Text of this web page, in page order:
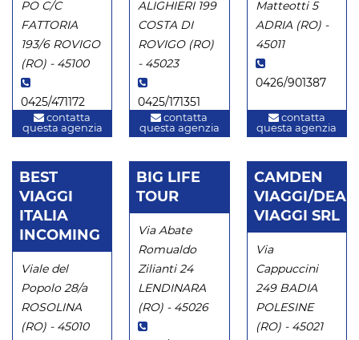
PO C/C
FATTORIA
193/6 ROVIGO
(RO) - 45100
0425/471172
contatta
questa agenzia
ALIGHIERI 199
COSTA DI
ROVIGO (RO)
- 45023
0425/171351
contatta
questa agenzia
Matteotti 5
ADRIA (RO) -
45011
0426/901387
contatta
questa agenzia
BEST
VIAGGI
ITALIA
INCOMING
Viale del
Popolo 28/a
ROSOLINA
(RO) - 45010
BIG LIFE
TOUR
Via Abate
Romualdo
Zilianti 24
LENDINARA
(RO) - 45026
CAMDEN
VIAGGI/DEA
VIAGGI SRL
Via
Cappuccini
249 BADIA
POLESINE
(RO) - 45021